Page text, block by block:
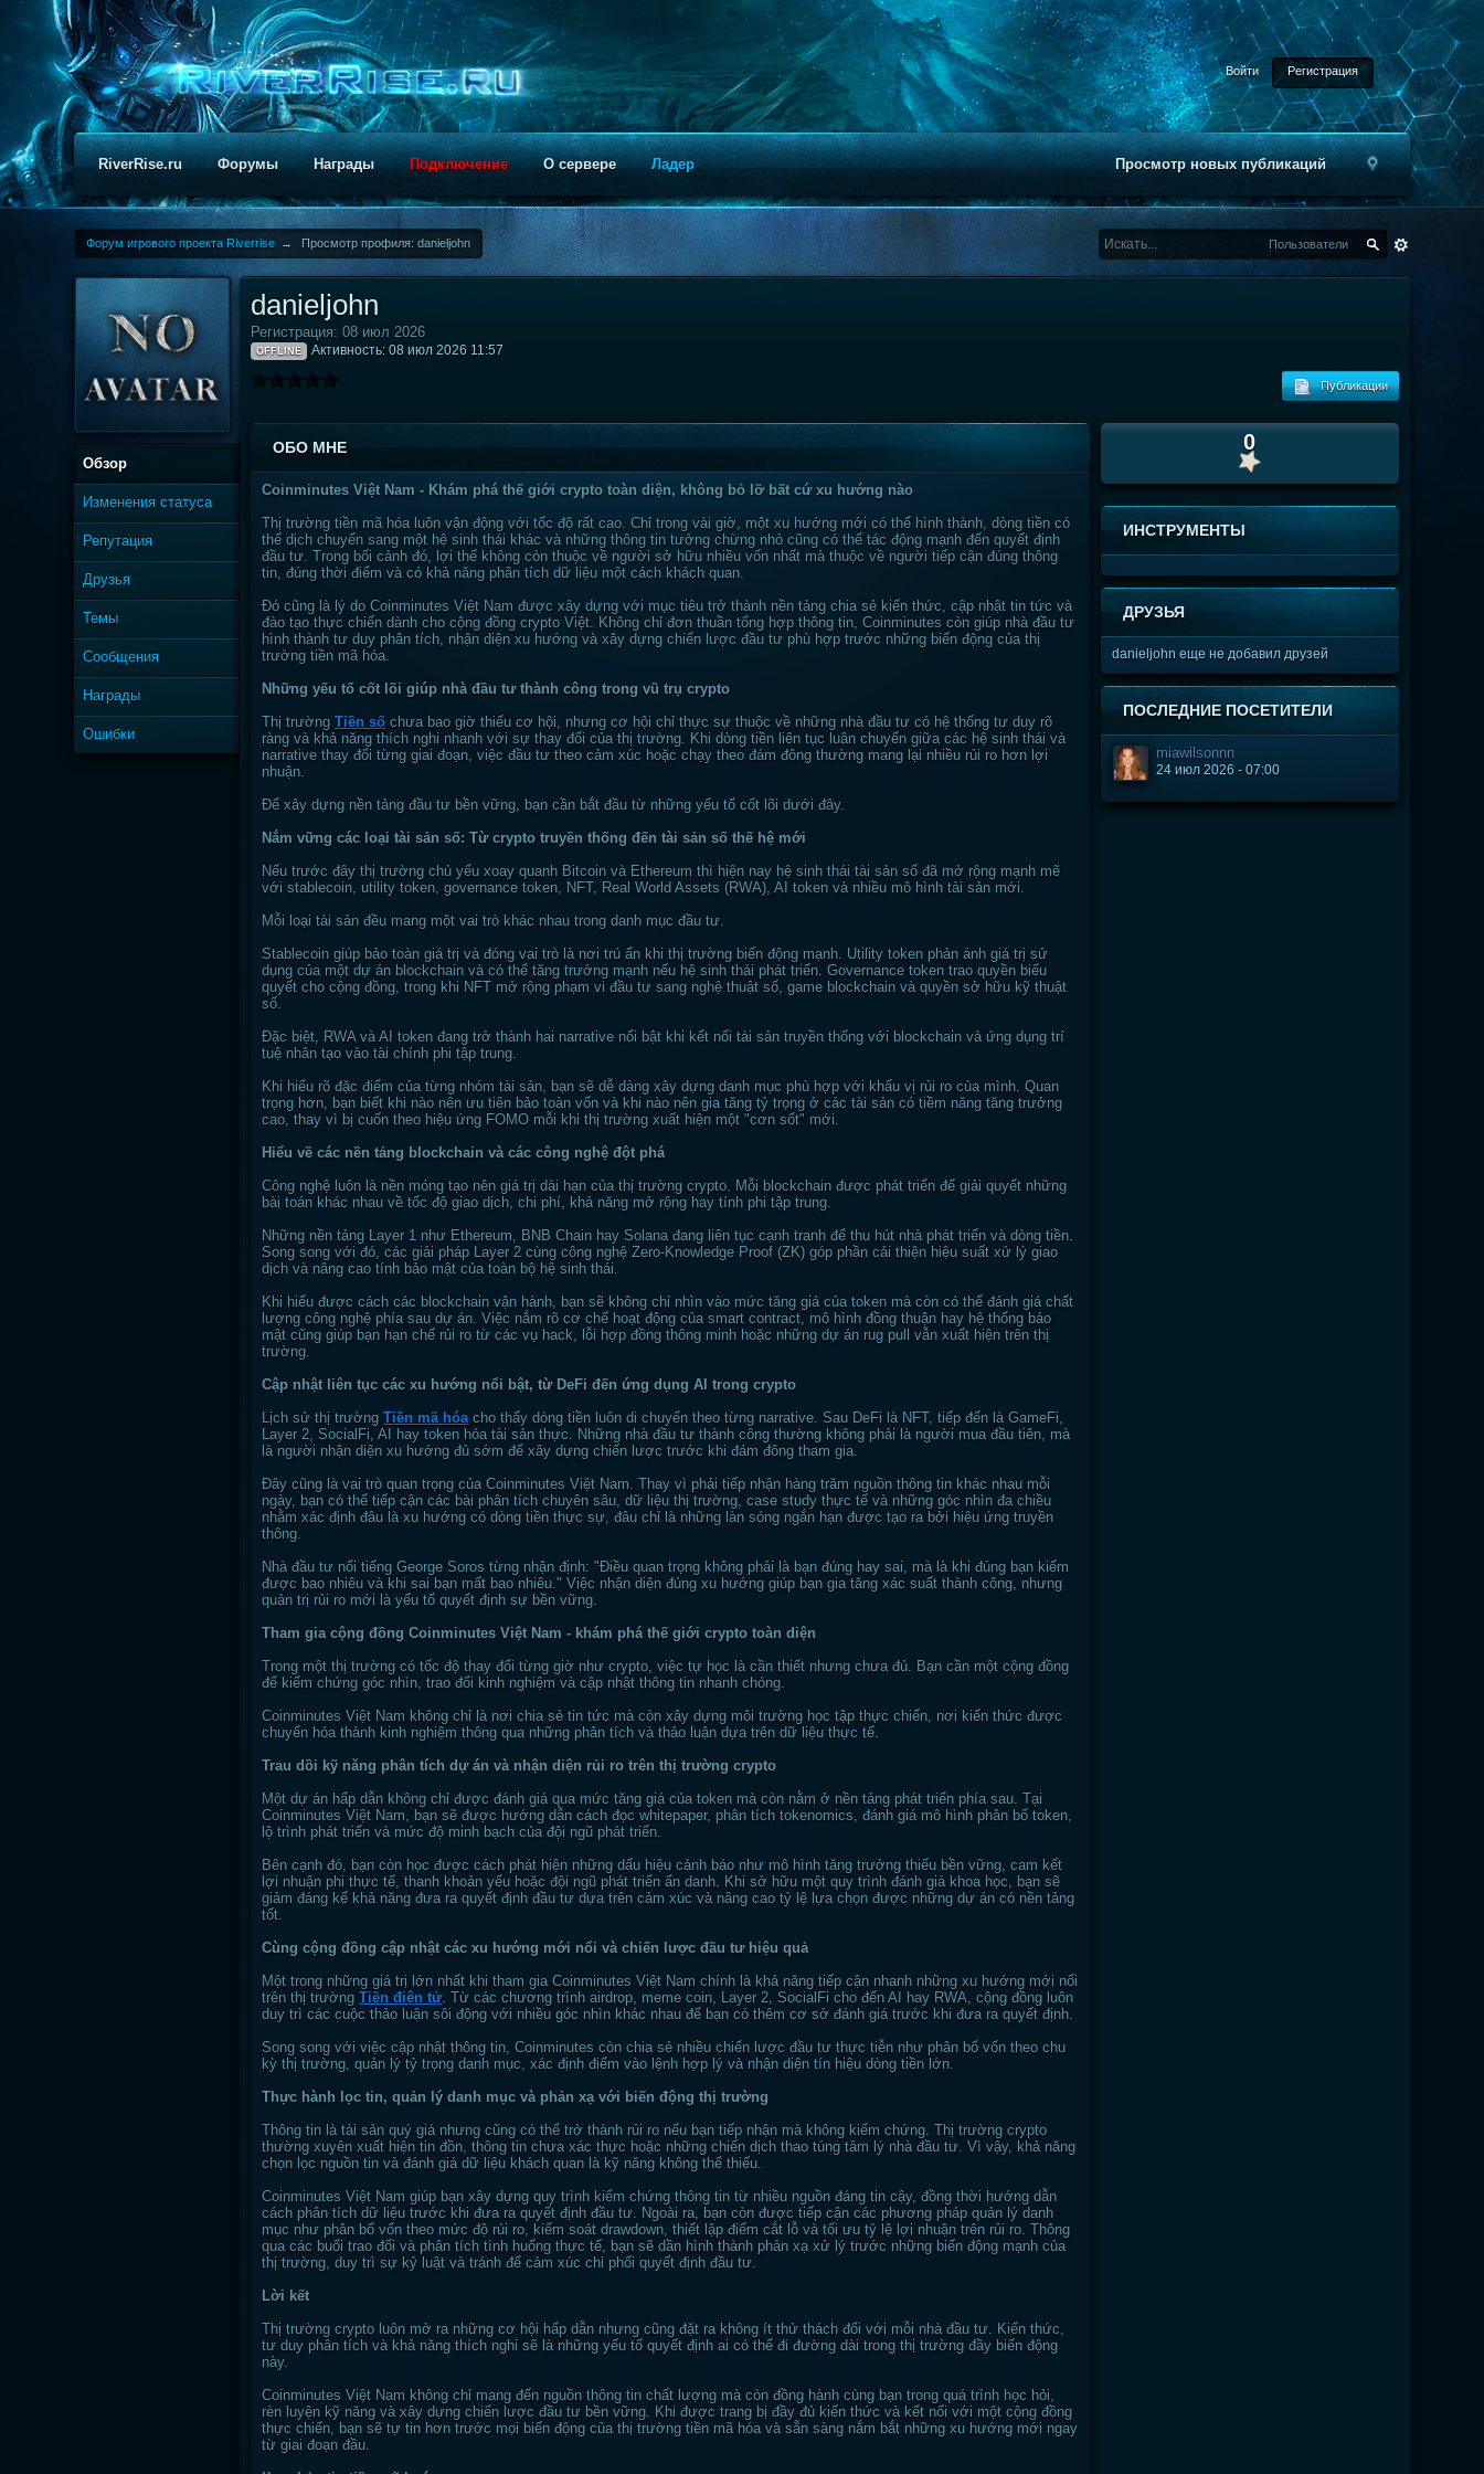
Войти Регистрация
Просмотр новых публикаций
RiverRise.ru Форумы Награды Подключение О сервере Ладер
Форум игрового проекта Riverrise → Просмотр профиля: danieljohn Пользователи
Обзор
Изменения статуса
Репутация
Друзья
Темы
Сообщения
Награды
Ошибки
danieljohn
Регистрация: 08 июл 2026
OFFLINE Активность: 08 июл 2026 11:57
Публикации
ОБО МНЕ
Coinminutes Việt Nam - Khám phá thế giới crypto toàn diện, không bỏ lỡ bất cứ xu hướng nào
Thị trường tiền mã hóa luôn vận động với tốc độ rất cao. Chỉ trong vài giờ, một xu hướng mới có thể hình thành, dòng tiền có
thể dịch chuyển sang một hệ sinh thái khác và những thông tin tưởng chừng nhỏ cũng có thể tác động mạnh đến quyết định
đầu tư. Trong bối cảnh đó, lợi thế không còn thuộc về người sở hữu nhiều vốn nhất mà thuộc về người tiếp cận đúng thông
tin, đúng thời điểm và có khả năng phân tích dữ liệu một cách khách quan.
Đó cũng là lý do Coinminutes Việt Nam được xây dựng với mục tiêu trở thành nền tảng chia sẻ kiến thức, cập nhật tin tức và
đào tạo thực chiến dành cho cộng đồng crypto Việt. Không chỉ đơn thuần tổng hợp thông tin, Coinminutes còn giúp nhà đầu tư
hình thành tư duy phân tích, nhận diện xu hướng và xây dựng chiến lược đầu tư phù hợp trước những biến động của thị
trường tiền mã hóa.
Những yếu tố cốt lõi giúp nhà đầu tư thành công trong vũ trụ crypto
Thị trườngTiền số chưa bao giờ thiếu cơ hội, nhưng cơ hội chỉ thực sự thuộc về những nhà đầu tư có hệ thống tư duy rõ
ràng và khả năng thích nghi nhanh với sự thay đổi của thị trường. Khi dòng tiền liên tục luân chuyển giữa các hệ sinh thái và
narrative thay đổi từng giai đoạn, việc đầu tư theo cảm xúc hoặc chạy theo đám đông thường mang lại nhiều rủi ro hơn lợi
nhuận.
Để xây dựng nền tảng đầu tư bền vững, bạn cần bắt đầu từ những yếu tố cốt lõi dưới đây.
Nắm vững các loại tài sản số: Từ crypto truyền thống đến tài sản số thế hệ mới
Nếu trước đây thị trường chủ yếu xoay quanh Bitcoin và Ethereum thì hiện nay hệ sinh thái tài sản số đã mở rộng mạnh mẽ
với stablecoin, utility token, governance token, NFT, Real World Assets (RWA), AI token và nhiều mô hình tài sản mới.
Mỗi loại tài sản đều mang một vai trò khác nhau trong danh mục đầu tư.
Stablecoin giúp bảo toàn giá trị và đóng vai trò là nơi trú ẩn khi thị trường biến động mạnh. Utility token phản ánh giá trị sử
dụng của một dự án blockchain và có thể tăng trưởng mạnh nếu hệ sinh thái phát triển. Governance token trao quyền biểu
quyết cho cộng đồng, trong khi NFT mở rộng phạm vi đầu tư sang nghệ thuật số, game blockchain và quyền sở hữu kỹ thuật
số.
Đặc biệt, RWA và AI token đang trở thành hai narrative nổi bật khi kết nối tài sản truyền thống với blockchain và ứng dụng trí
tuệ nhân tạo vào tài chính phi tập trung.
Khi hiểu rõ đặc điểm của từng nhóm tài sản, bạn sẽ dễ dàng xây dựng danh mục phù hợp với khẩu vị rủi ro của mình. Quan
trọng hơn, bạn biết khi nào nên ưu tiên bảo toàn vốn và khi nào nên gia tăng tỷ trọng ở các tài sản có tiềm năng tăng trưởng
cao, thay vì bị cuốn theo hiệu ứng FOMO mỗi khi thị trường xuất hiện một "cơn sốt" mới.
Hiểu về các nền tảng blockchain và các công nghệ đột phá
Công nghệ luôn là nền móng tạo nên giá trị dài hạn của thị trường crypto. Mỗi blockchain được phát triển để giải quyết những
bài toán khác nhau về tốc độ giao dịch, chi phí, khả năng mở rộng hay tính phi tập trung.
Những nền tảng Layer 1 như Ethereum, BNB Chain hay Solana đang liên tục cạnh tranh để thu hút nhà phát triển và dòng tiền.
Song song với đó, các giải pháp Layer 2 cùng công nghệ Zero-Knowledge Proof (ZK) góp phần cải thiện hiệu suất xử lý giao
dịch và nâng cao tính bảo mật của toàn bộ hệ sinh thái.
Khi hiểu được cách các blockchain vận hành, bạn sẽ không chỉ nhìn vào mức tăng giá của token mà còn có thể đánh giá chất
lượng công nghệ phía sau dự án. Việc nắm rõ cơ chế hoạt động của smart contract, mô hình đồng thuận hay hệ thống bảo
mật cũng giúp bạn hạn chế rủi ro từ các vụ hack, lỗi hợp đồng thông minh hoặc những dự án rug pull vẫn xuất hiện trên thị
trường.
Cập nhật liên tục các xu hướng nổi bật, từ DeFi đến ứng dụng AI trong crypto
Lịch sử thị trườngTiền mã hóacho thấy dòng tiền luôn di chuyển theo từng narrative. Sau DeFi là NFT, tiếp đến là GameFi,
Layer 2, SocialFi, AI hay token hóa tài sản thực. Những nhà đầu tư thành công thường không phải là người mua đầu tiên, mà
là người nhận diện xu hướng đủ sớm để xây dựng chiến lược trước khi đám đông tham gia.
Đây cũng là vai trò quan trọng của Coinminutes Việt Nam. Thay vì phải tiếp nhận hàng trăm nguồn thông tin khác nhau mỗi
ngày, bạn có thể tiếp cận các bài phân tích chuyên sâu, dữ liệu thị trường, case study thực tế và những góc nhìn đa chiều
nhằm xác định đâu là xu hướng có dòng tiền thực sự, đâu chỉ là những làn sóng ngắn hạn được tạo ra bởi hiệu ứng truyền
thông.
Nhà đầu tư nổi tiếng George Soros từng nhận định: "Điều quan trọng không phải là bạn đúng hay sai, mà là khi đúng bạn kiếm
được bao nhiêu và khi sai bạn mất bao nhiêu." Việc nhận diện đúng xu hướng giúp bạn gia tăng xác suất thành công, nhưng
quản trị rủi ro mới là yếu tố quyết định sự bền vững.
Tham gia cộng đồng Coinminutes Việt Nam - khám phá thế giới crypto toàn diện
Trong một thị trường có tốc độ thay đổi từng giờ như crypto, việc tự học là cần thiết nhưng chưa đủ. Bạn cần một cộng đồng
để kiểm chứng góc nhìn, trao đổi kinh nghiệm và cập nhật thông tin nhanh chóng.
Coinminutes Việt Nam không chỉ là nơi chia sẻ tin tức mà còn xây dựng môi trường học tập thực chiến, nơi kiến thức được
chuyển hóa thành kinh nghiệm thông qua những phân tích và thảo luận dựa trên dữ liệu thực tế.
Trau dồi kỹ năng phân tích dự án và nhận diện rủi ro trên thị trường crypto
Một dự án hấp dẫn không chỉ được đánh giá qua mức tăng giá của token mà còn nằm ở nền tảng phát triển phía sau. Tại
Coinminutes Việt Nam, bạn sẽ được hướng dẫn cách đọc whitepaper, phân tích tokenomics, đánh giá mô hình phân bổ token,
lộ trình phát triển và mức độ minh bạch của đội ngũ phát triển.
Bên cạnh đó, bạn còn học được cách phát hiện những dấu hiệu cảnh báo như mô hình tăng trưởng thiếu bền vững, cam kết
lợi nhuận phi thực tế, thanh khoản yếu hoặc đội ngũ phát triển ẩn danh. Khi sở hữu một quy trình đánh giá khoa học, bạn sẽ
giảm đáng kể khả năng đưa ra quyết định đầu tư dựa trên cảm xúc và nâng cao tỷ lệ lựa chọn được những dự án có nền tảng
tốt.
Cùng cộng đồng cập nhật các xu hướng mới nổi và chiến lược đầu tư hiệu quả
Một trong những giá trị lớn nhất khi tham gia Coinminutes Việt Nam chính là khả năng tiếp cận nhanh những xu hướng mới nổi
trên thị trườngTiền điện tử. Từ các chương trình airdrop, meme coin, Layer 2, SocialFi cho đến AI hay RWA, cộng đồng luôn
duy trì các cuộc thảo luận sôi động với nhiều góc nhìn khác nhau để bạn có thêm cơ sở đánh giá trước khi đưa ra quyết định.
Song song với việc cập nhật thông tin, Coinminutes còn chia sẻ nhiều chiến lược đầu tư thực tiễn như phân bổ vốn theo chu
kỳ thị trường, quản lý tỷ trọng danh mục, xác định điểm vào lệnh hợp lý và nhận diện tín hiệu dòng tiền lớn.
Thực hành lọc tin, quản lý danh mục và phản xạ với biến động thị trường
Thông tin là tài sản quý giá nhưng cũng có thể trở thành rủi ro nếu bạn tiếp nhận mà không kiểm chứng. Thị trường crypto
thường xuyên xuất hiện tin đồn, thông tin chưa xác thực hoặc những chiến dịch thao túng tâm lý nhà đầu tư. Vì vậy, khả năng
chọn lọc nguồn tin và đánh giá dữ liệu khách quan là kỹ năng không thể thiếu.
Coinminutes Việt Nam giúp bạn xây dựng quy trình kiểm chứng thông tin từ nhiều nguồn đáng tin cậy, đồng thời hướng dẫn
cách phân tích dữ liệu trước khi đưa ra quyết định đầu tư. Ngoài ra, bạn còn được tiếp cận các phương pháp quản lý danh
mục như phân bổ vốn theo mức độ rủi ro, kiểm soát drawdown, thiết lập điểm cắt lỗ và tối ưu tỷ lệ lợi nhuận trên rủi ro. Thông
qua các buổi trao đổi và phân tích tình huống thực tế, bạn sẽ dần hình thành phản xạ xử lý trước những biến động mạnh của
thị trường, duy trì sự kỷ luật và tránh để cảm xúc chi phối quyết định đầu tư.
Lời kết
Thị trường crypto luôn mở ra những cơ hội hấp dẫn nhưng cũng đặt ra không ít thử thách đối với mỗi nhà đầu tư. Kiến thức,
tư duy phân tích và khả năng thích nghi sẽ là những yếu tố quyết định ai có thể đi đường dài trong thị trường đầy biến động
này.
Coinminutes Việt Nam không chỉ mang đến nguồn thông tin chất lượng mà còn đồng hành cùng bạn trong quá trình học hỏi,
rèn luyện kỹ năng và xây dựng chiến lược đầu tư bền vững. Khi được trang bị đầy đủ kiến thức và kết nối với một cộng đồng
thực chiến, bạn sẽ tự tin hơn trước mọi biến động của thị trường tiền mã hóa và sẵn sàng nắm bắt những xu hướng mới ngay
từ giai đoạn đầu.
0
ИНСТРУМЕНТЫ
ДРУЗЬЯ
danieljohn еще не добавил друзей
ПОСЛЕДНИЕ ПОСЕТИТЕЛИ
miawilsonnn
24 июл 2026 - 07:00